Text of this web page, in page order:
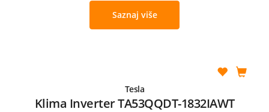
Saznaj više
Tesla
Klima Inverter TA53QQDT-1832IAWT